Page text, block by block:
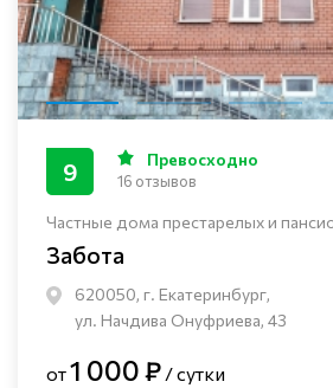
Частные дома престарелых и
Забота
620050, г. Екатеринбург,
ул. Начдива Онуфриева, 43
9 Превосходно
16 отзывов
от1 000 ₽ / сутки